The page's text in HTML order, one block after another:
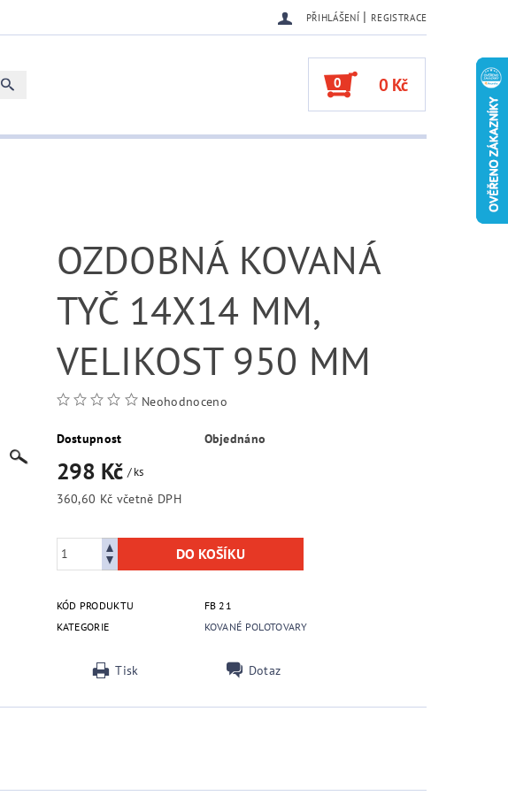
PŘIHLÁŠENÍ | REGISTRACE
0 0 Kč
OZDOBNÁ KOVANÁ
TYČ 14X14 MM,
VELIKOST 950 MM
Neohodnoceno
Dostupnost Objednáno
298 Kč/ ks
360,60 Kč včetně DPH
KÓD PRODUKTU
FB 21
KATEGORIE
KOVANÉ POLOTOVARY
Tisk Dotaz